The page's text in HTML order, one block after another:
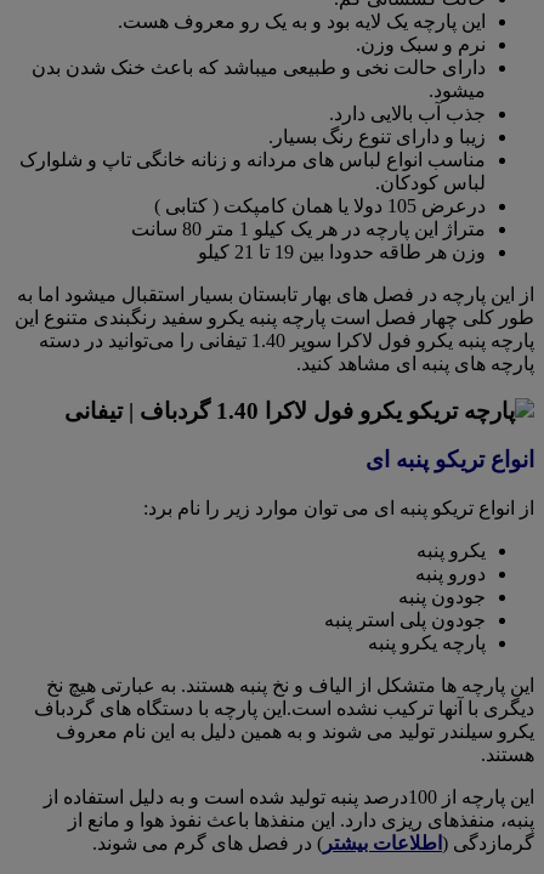
این پارچه یک لایه بود و به یک رو معروف هست.
نرم و سبک وزن.
دارای حالت نخی و طبیعی میباشد که باعث خنک شدن بدن
میشود.
جذب آب بالایی دارد.
زیبا و دارای تنوع رنگ بسیار.
مناسب انواع لباس های مردانه و زنانه خانگی تاپ و شلوارک
لباس کودکان.
درعرض 105 دولا یا همان کامپکت ( کتابی )
متراژ این پارچه در هر یک کیلو 1 متر 80 سانت
وزن هر طاقه حدودا بین 19 تا 21 کیلو
از این پارچه در فصل های بهار تابستان بسیار استقبال میشود اما به
طور کلی چهار فصل است پارچه پنبه یکرو سفید رنگبندی متنوع این
پارچه پنبه یکرو فول لاکرا سوپر 1.40 تیفانی را می‌توانید در دسته
پارچه های پنبه ای مشاهد کنید.
انواع تریکو پنبه ای
از انواع تریکو پنبه ای می توان موارد زیر را نام برد:
یکرو پنبه
دورو پنبه
جودون پنبه
جودون پلی استر پنبه
پارچه یکرو پنبه
این پارچه ها متشکل از الیاف و نخ پنبه هستند. به عبارتی هیچ نخ
دیگری با آنها ترکیب نشده است.این پارچه با دستگاه های گردباف
یکرو سیلندر تولید می شوند و به همین دلیل به این نام معروف
هستند.
این پارچه از 100درصد پنبه تولید شده است و به دلیل استفاده از
پنبه، منفذهای ریزی دارد. این منفذها باعث نفوذ هوا و مانع از
گرمازدگی ( اطلاعات بیشتر ) در فصل های گرم می شوند.